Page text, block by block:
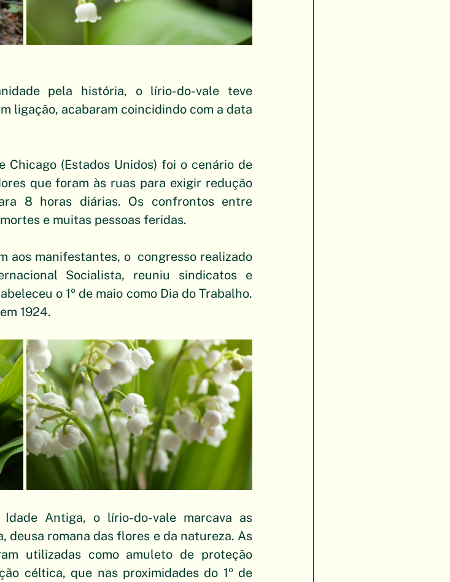
pela história, o lírio-do-vale teve
ligação, acabaram coincidindo com a data
Chicago (Estados Unidos) foi o cenário de
que foram às ruas para exigir redução
8 horas diárias. Os confrontos entre
e muitas pessoas feridas.
aos manifestantes, o  congresso realizado
Socialista, reuniu sindicatos e
o 1º de maio como Dia do Trabalho.
1924.
Antiga, o lírio-do-vale marcava as
deusa romana das flores e da natureza. As
utilizadas como amuleto de proteção
céltica, que nas proximidades do 1º de